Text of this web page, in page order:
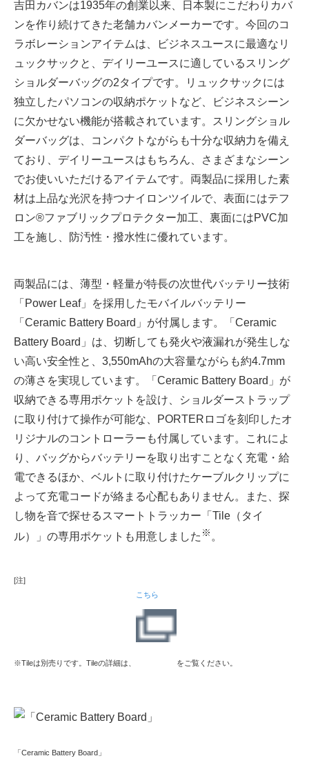
吉田カバンは1935年の創業以来、日本製にこだわりカバ
ンを作り続けてきた老舗カバンメーカーです。今回のコ
ラボレーションアイテムは、ビジネスユースに最適なリ
ュックサックと、デイリーユースに適しているスリング
ショルダーバッグの2タイプです。リュックサックには
独立したパソコンの収納ポケットなど、ビジネスシーン
に欠かせない機能が搭載されています。スリングショル
ダーバッグは、コンパクトながらも十分な収納力を備え
ており、デイリーユースはもちろん、さまざまなシーン
でお使いいただけるアイテムです。両製品に採用した素
材は上品な光沢を持つナイロンツイルで、表面にはテフ
ロン®ファブリックプロテクター加工、裏面にはPVC加
工を施し、防汚性・撥水性に優れています。
両製品には、薄型・軽量が特長の次世代バッテリー技術
「Power Leaf」を採用したモバイルバッテリー
「Ceramic Battery Board」が付属します。「Ceramic
Battery Board」は、切断しても発火や液漏れが発生しな
い高い安全性と、3,550mAhの大容量ながらも約4.7mm
の薄さを実現しています。「Ceramic Battery Board」が
収納できる専用ポケットを設け、ショルダーストラップ
に取り付けて操作が可能な、PORTERロゴを刻印したオ
リジナルのコントローラーも付属しています。これによ
り、バッグからバッテリーを取り出すことなく充電・給
電できるほか、ベルトに取り付けたケーブルクリップに
よって充電コードが絡まる心配もありません。また、探
し物を音で探せるスマートトラッカー「Tile（タイ
ル）」の専用ポケットも用意しました ※ 。
[注]
※Tileは別売りです。Tileの詳細は、
こちら
をご覧ください。
「Ceramic Battery Board」